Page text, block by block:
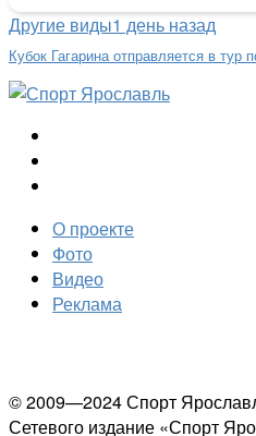
Другие виды1 день назад
Кубок Гагарина отправляется в тур
О проекте
Фото
Видео
Реклама
© 2009—2024 Спорт
Сетевого издание «Спорт